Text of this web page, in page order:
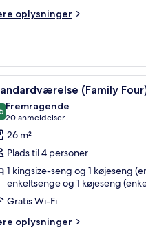
oplysninger
TV, et skrivebord med stol,
Et
10 (Family
ud af 10
Fremragende
20 anmeldelser
(20
anmeldelser)
26 m²
Plads til 4 personer
1 kingsize-seng og 1 køjeseng
enkeltsenge og 1 køjeseng
Gratis Wi-Fi
oplysninger